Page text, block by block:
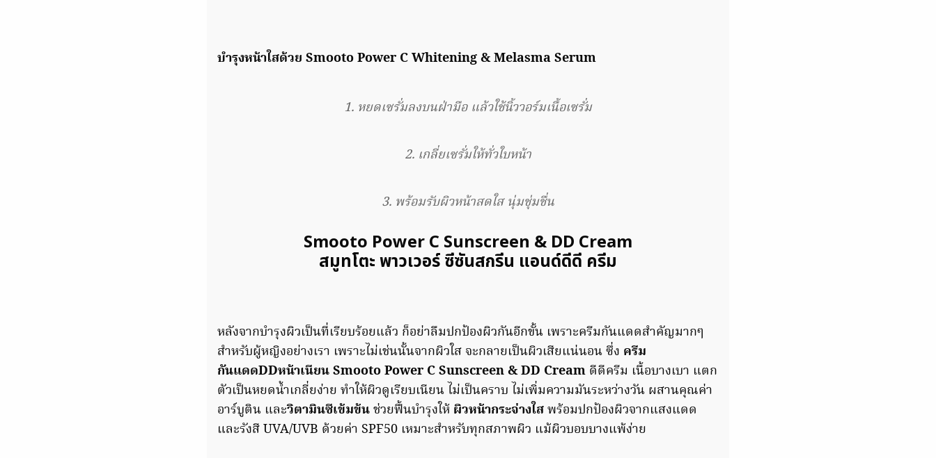
บำรุงหน้าใสด้วย Smooto Power C Whitening & Melasma Serum
1. หยดเซรั่มลงบนฝ่ามือ แล้วใช้นิ้ววอร์มเนื้อเซรั่ม
2. เกลี่ยเซรั่มให้ทั่วใบหน้า
3. พร้อมรับผิวหน้าสดใส นุ่มชุ่มชื่น
Smooto Power C Sunscreen & DD Cream
สมูทโตะ พาวเวอร์ ซีซันสกรีน แอนด์ดีดี ครีม
หลังจากบำรุงผิวเป็นที่เรียบร้อยแล้ว ก็อย่าลืมปกป้องผิวกันอีกขั้น เพราะครีมกันแดดสำคัญมากๆ
สำหรับผู้หญิงอย่างเรา เพราะไม่เช่นนั้นจากผิวใส จะกลายเป็นผิวเสียแน่นอน ซึ่ง ครีม
กันแดดDDหน้าเนียนSmooto Power C Sunscreen & DD Cream ดีดีครีม เนื้อบางเบา แตก
ตัวเป็นหยดน้ำเกลี่ยง่าย ทำให้ผิวดูเรียบเนียน ไม่เป็นคราบ ไม่เพิ่มความมันระหว่างวัน ผสานคุณค่า
อาร์บูติน และวิตามินซีเข้มข้นช่วยฟื้นบํารุงให้ ผิวหน้ากระจ่างใสพร้อมปกป้องผิวจากแสงแดด
และรังสี UVA/UVB ด้วยค่า SPF50 เหมาะสําหรับทุกสภาพผิว แม้ผิวบอบบางแพ้ง่าย